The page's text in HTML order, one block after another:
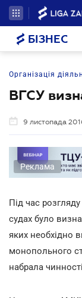
БІЗНЕС
Організація
ВГСУ
9 листопада
Реклама
Під час
судах було
яких необхідно
монопольного
набрала